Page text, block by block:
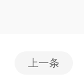
上一条